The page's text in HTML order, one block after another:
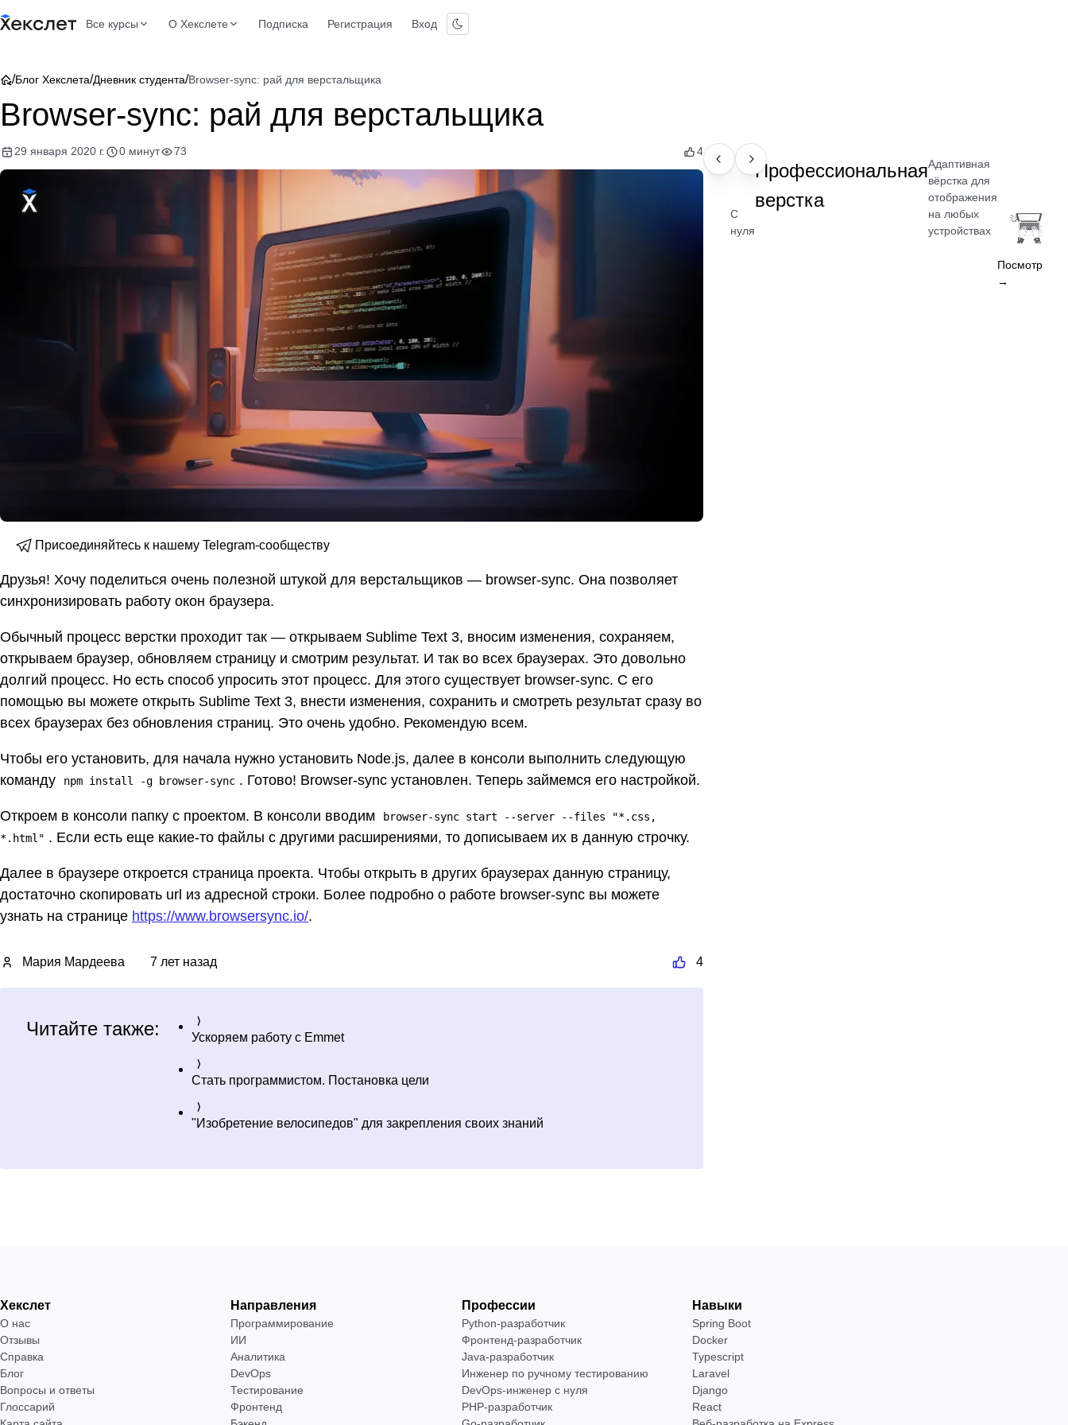
Все курсы О Хекслете Подписка Регистрация Вход
/Блог Хекслета/Дневник студента/Browser-sync: рай для верстальщика
Browser-sync: рай для верстальщика
29 января 2020 г. 0 минут 73 4
Присоединяйтесь к нашему Telegram-сообществу
Друзья! Хочу поделиться очень полезной штукой для верстальщиков — browser-sync. Она позволяет
синхронизировать работу окон браузера.
Обычный процесс верстки проходит так — открываем Sublime Text 3, вносим изменения, сохраняем,
открываем браузер, обновляем страницу и смотрим результат. И так во всех браузерах. Это довольно
долгий процесс. Но есть способ упросить этот процесс. Для этого существует browser-sync. С его
помощью вы можете открыть Sublime Text 3, внести изменения, сохранить и смотреть результат сразу во
всех браузерах без обновления страниц. Это очень удобно. Рекомендую всем.
Чтобы его установить, для начала нужно установить Node.js, далее в консоли выполнить следующую
команду
npm install -g browser-sync . Готово! Browser-sync установлен. Теперь займемся его настройкой.
Откроем в консоли папку с проектом. В консоли вводим
browser-sync start --server --files "*.css,
*.html" . Если есть еще какие-то файлы с другими расширениями, то дописываем их в данную строчку.
Далее в браузере откроется страница проекта. Чтобы открыть в других браузерах данную страницу,
достаточно скопировать url из адресной строки. Более подробно о работе browser-sync вы можете
узнать на странице https://www.browsersync.io/.
Мария Мардеева 7 лет назад 4
Читайте также: Ускоряем работу с Emmet
Стать программистом. Постановка цели
"Изобретение велосипедов" для закрепления своих знаний
НАВЫК
С
нуля
Профессиональная
верстка
Адаптивная
вёрстка для
отображения
на любых
устройствах
Посмотреть
→
Хекслет
О нас
Отзывы
Справка
Блог
Вопросы и ответы
Глоссарий
Направления
Программирование
ИИ
Аналитика
DevOps
Тестирование
Фронтенд
Профессии
Python-разработчик
Фронтенд-разработчик
Java-разработчик
Инженер по ручному тестированию
DevOps-инженер с нуля
РНР-разработчик
Навыки
Spring Boot
Docker
Typescript
Laravel
Django
React